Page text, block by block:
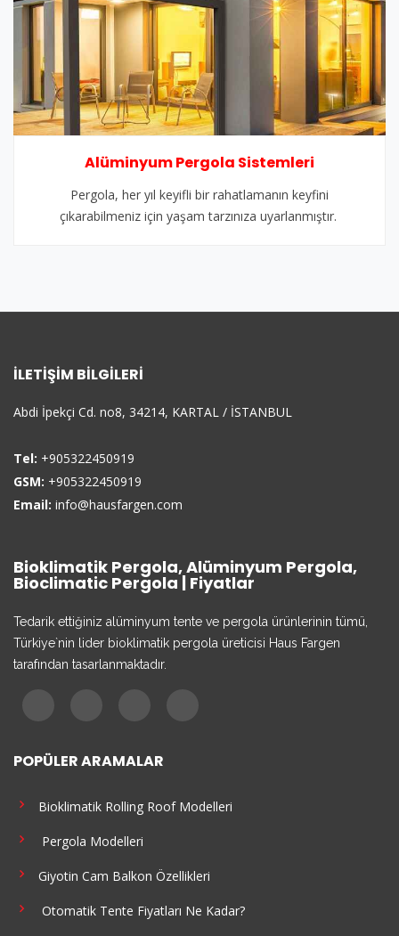
Alüminyum Pergola Sistemleri
Pergola, her yıl keyifli bir rahatlamanın keyfini
çıkarabilmeniz için yaşam tarzınıza uyarlanmıştır.
İLETIŞIM BILGILERI
Abdi İpekçi Cd. no8, 34214, KARTAL / İSTANBUL
Tel: +905322450919
GSM: +905322450919
Email: info@hausfargen.com
Bioklimatik Pergola, Alüminyum Pergola,
Bioclimatic Pergola | Fiyatlar
Tedarik ettiğiniz alüminyum tente ve pergola ürünlerinin tümü,
Türkiye`nin lider bioklimatik pergola üreticisi Haus Fargen
tarafından tasarlanmaktadır.
POPÜLER ARAMALAR
Bioklimatik Rolling Roof Modelleri
Pergola Modelleri
Giyotin Cam Balkon Özellikleri
Otomatik Tente Fiyatları Ne Kadar?